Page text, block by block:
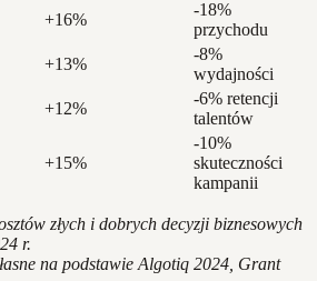
+16%
-18%
przychodu
+13%
-8%
wydajności
+12%
-6% retencji
talentów
+15%
-10%
skuteczności
kampanii
złych i dobrych decyzji biznesowych
r.
na podstawie Algotiq 2024, Grant